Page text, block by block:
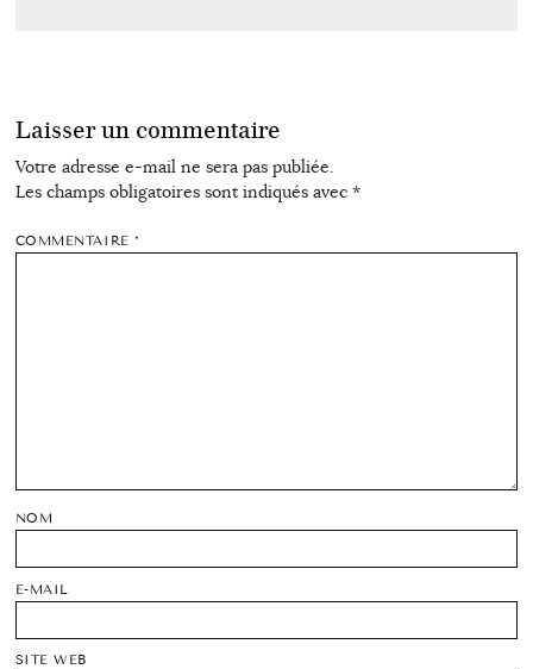
Laisser un commentaire
Votre adresse e-mail ne sera pas publiée.
Les champs obligatoires sont indiqués avec *
COMMENTAIRE*
NOM
E-MAIL
SITE WEB